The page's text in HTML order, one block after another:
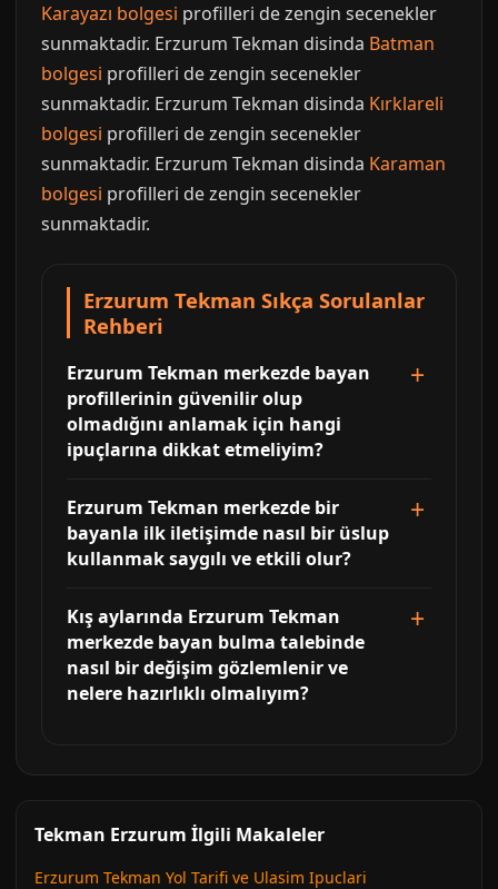
Karayazı bolgesi profilleri de zengin secenekler
sunmaktadir. Erzurum Tekman disinda Batman
bolgesi profilleri de zengin secenekler
sunmaktadir. Erzurum Tekman disinda Kırklareli
bolgesi profilleri de zengin secenekler
sunmaktadir. Erzurum Tekman disinda Karaman
bolgesi profilleri de zengin secenekler
sunmaktadir.
Erzurum Tekman Sıkça Sorulanlar
Rehberi
Erzurum Tekman merkezde bayan
profillerinin güvenilir olup
olmadığını anlamak için hangi
ipuçlarına dikkat etmeliyim?
Erzurum Tekman merkezde bir
bayanla ilk iletişimde nasıl bir üslup
kullanmak saygılı ve etkili olur?
Kış aylarında Erzurum Tekman
merkezde bayan bulma talebinde
nasıl bir değişim gözlemlenir ve
nelere hazırlıklı olmalıyım?
Tekman Erzurum İlgili Makaleler
Erzurum Tekman Yol Tarifi ve Ulasim Ipuclari